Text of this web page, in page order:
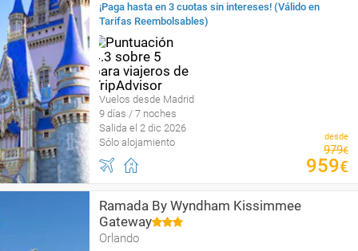
¡Paga hasta en 3 cuotas sin intereses! (Válido en
Tarifas Reembolsables)
Vuelos desde Madrid
9 días / 7 noches
Salida el 2 dic 2026
Sólo alojamiento
desde
979€
959€
Ramada By Wyndham Kissimmee
Gateway
Orlando